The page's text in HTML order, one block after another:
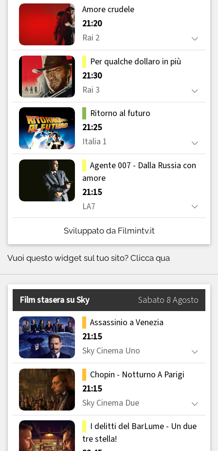
Sviluppato da Filmintv.it
Vuoi questo widget sul tuo sito? Clicca qua